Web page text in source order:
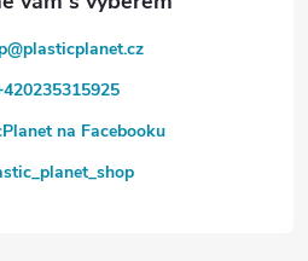
@plasticplanet.cz
na Facebooku